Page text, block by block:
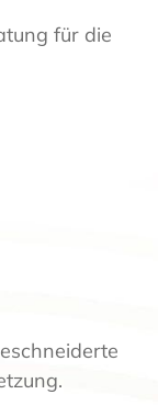
für die